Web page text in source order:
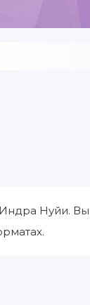
Нуйи.